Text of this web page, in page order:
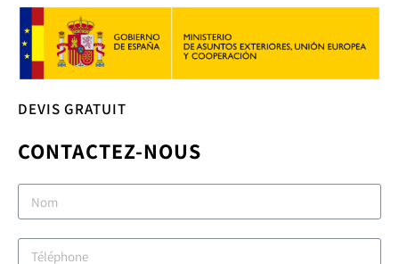
DEVIS GRATUIT
CONTACTEZ-NOUS